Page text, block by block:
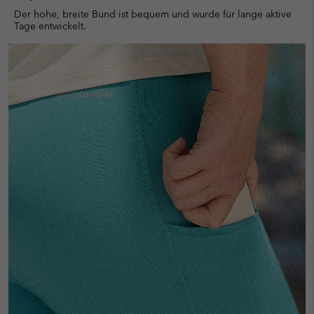
Der hohe, breite Bund ist bequem und wurde für lange aktive
Tage entwickelt.